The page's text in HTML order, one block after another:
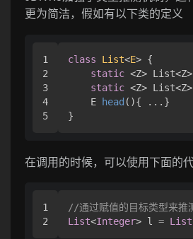
更为简洁，假如有以下类的定义
1
2
3
4
class List<E> {
static <Z> List<Z>
static <Z> List<Z>
E
head (){ ...}
}
在调用的时候，可以使用下面的
1
//通过赋值的目标类型来推
List<Integer> l = List